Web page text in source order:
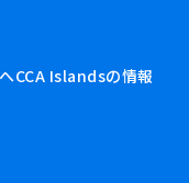
CCA Islandsの情報